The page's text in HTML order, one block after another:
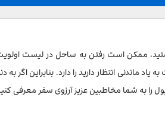
ممکن است رفتن به ساحل در لیست
یاد ماندنی انتظار دارید را دارد. بنابراین
را به شما مخاطبین عزیز آرزوی سفر معرفی